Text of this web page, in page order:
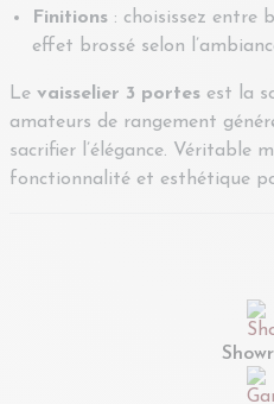
Finitions : choisissez entre
effet brossé selon
Le vaisselier 3 portes est la
amateurs de rangement
sacrifier l’élégance. Véritable
fonctionnalité et esthétique